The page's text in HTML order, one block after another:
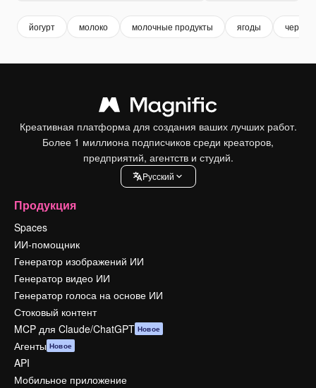
йогурт молоко молочные продукты ягоды
Креативная платформа для создания ваших лучших работ.
Более 1 миллиона подписчиков среди креаторов,
предприятий, агентств и студий.
Pусский
Продукция
Spaces
ИИ-помощник
Генератор изображений ИИ
Генератор видео ИИ
Генератор голоса на основе ИИ
Стоковый контент
MCP для Claude/ChatGPT Новое
Агенты Новое
API
Мобильное приложение